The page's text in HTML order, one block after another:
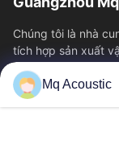
Chúng tôi là nhà
tích hợp sản xuất
chuyên về các loại
Liên Kết Nhanh
Mq Acoustic